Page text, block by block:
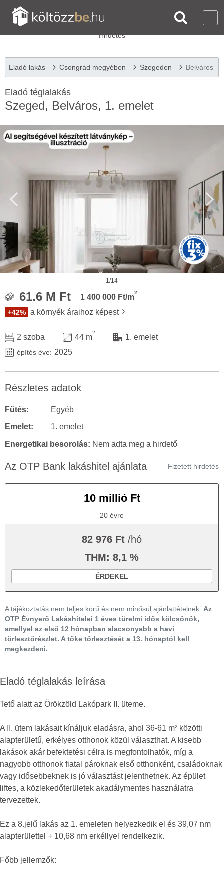
Eladó lakás Csongrád megyében Szegeden Belváros
Eladó téglalakás
Szeged, Belváros, 1. emelet
1/14
61.6 M Ft 1 400 000 Ft/m
2
+42% a környék áraihoz képest
2 szoba 44 m
2
1. emelet
építés éve: 2025
Részletes adatok
Fűtés:
Egyéb
Emelet:
1. emelet
Energetikai besorolás: Nem adta meg a hirdető
Az OTP Bank lakáshitel ajánlata Fizetett hirdetés
10 millió Ft
20 évre
82 976 Ft /hó
THM: 8,1 %
ÉRDEKEL
A tájékoztatás nem teljes körű és nem minősül ajánlattételnek. Az
OTP Évnyerő Lakáshitelei 1 éves türelmi idős kölcsönök,
amellyel az első 12 hónapban alacsonyabb a havi
törlesztőrészlet. A tőke törlesztését a 13. hónaptól kell
megkezdeni.
Eladó téglalakás leírása
Tető alatt az Örökzöld Lakópark II. üteme.
A II. ütem lakásait kínáljuk eladásra, ahol 36-61 m² közötti
alapterületű, erkélyes otthonok közül választhat. A kisebb
lakások akár befektetési célra is megfontolhatók, míg a
nagyobb otthonok fiatal pároknak első otthonként, családoknak
vagy idősebbeknek is jó választást jelenthetnek. Az épület
liftes, a közlekedőterületek akadálymentes használatra
tervezettek.
Ez a 8.jelű lakás az 1. emeleten helyezkedik el és 39,07 nm
alapterülettel + 10,68 nm erkéllyel rendelkezik.
Főbb jellemzők: